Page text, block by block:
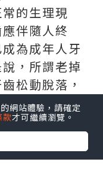
的生理現
伴隨人終
為成年人牙
，所謂老掉
松動脫落，
腔的菌斑微
做過矯正無
天快速矯正
網站體驗，請確定
款才可繼續瀏覽。